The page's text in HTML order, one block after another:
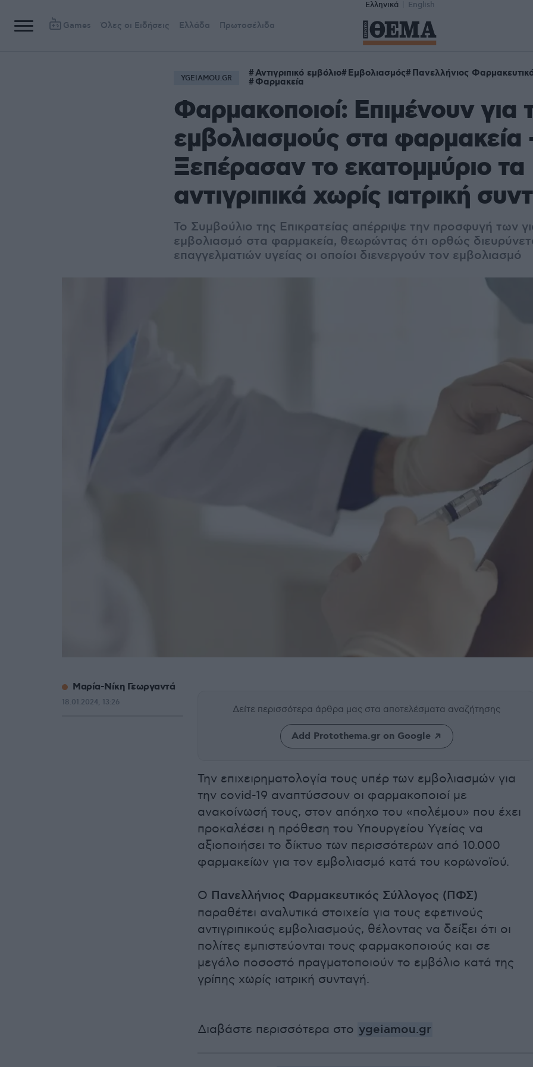
Ελληνικά English
Games Όλες οι Ειδήσεις Ελλάδα Πρωτοσέλιδα
YGEIAMOU.GR Αντιγριπικό εμβόλιο Εμβολιασμός Πανελλήνιος
Φαρμακεία
Φαρμακοποιοί: Επιμένουν για
εμβολιασμούς στα φαρμακεία
Ξεπέρασαν το εκατομμύριο τα
αντιγριπικά χωρίς ιατρική
Το Συμβούλιο της Επικρατείας απέρριψε την προσφυγή των
εμβολιασμό στα φαρμακεία, θεωρώντας ότι ορθώς
επαγγελματιών υγείας οι οποίοι διενεργούν τον εμβολιασμό
Δείτε περισσότερα άρθρα μας στα αποτελέσματα αναζήτησης
Add Protothema.gr on Google
Την επιχειρηματολογία τους υπέρ των εμβολιασμών για
την covid-19 αναπτύσσουν οι φαρμακοποιοί με
ανακοίνωσή τους, στον απόηχο του «πολέμου» που έχει
προκαλέσει η πρόθεση του Υπουργείου Υγείας να
αξιοποιήσει το δίκτυο των περισσότερων από 10.000
φαρμακείων για τον εμβολιασμό κατά του κορωνοϊού.
Ο Πανελλήνιος Φαρμακευτικός Σύλλογος (ΠΦΣ)
παραθέτει αναλυτικά στοιχεία για τους εφετινούς
αντιγριπικούς εμβολιασμούς, θέλοντας να δείξει ότι οι
πολίτες εμπιστεύονται τους φαρμακοποιούς και σε
μεγάλο ποσοστό πραγματοποιούν το εμβόλιο κατά της
γρίπης χωρίς ιατρική συνταγή.
Διαβάστε περισσότερα στο ygeiamou.gr
Μαρία-Νίκη Γεωργαντά
18.01.2024, 13:26